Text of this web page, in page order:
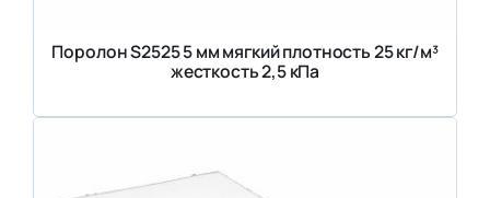
Поролон S2525 5 мм мягкий плотность 25 кг/м³
жесткость 2,5 кПа